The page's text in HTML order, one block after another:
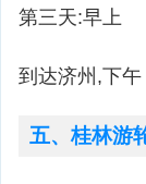
第三天:早上
到达济州,下午
五、桂林游